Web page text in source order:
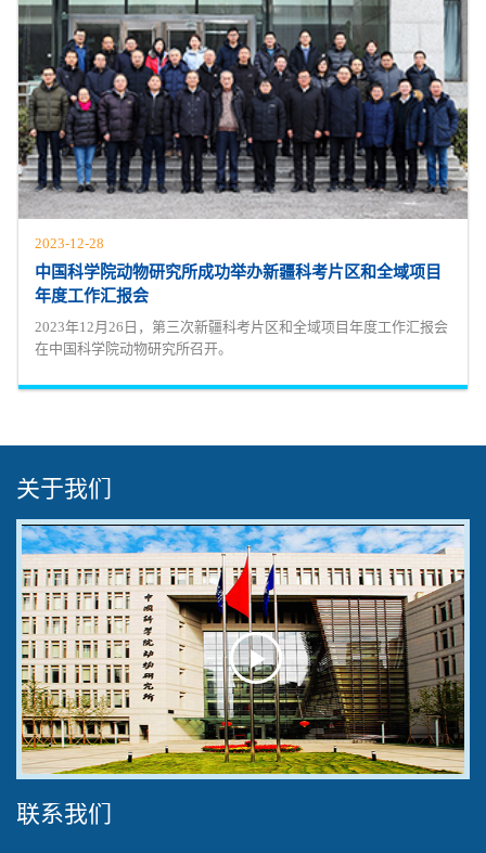
2023-12-28
中国科学院动物研究所成功举办新疆科考片区和全域项目
年度工作汇报会
2023年12月26日，第三次新疆科考片区和全域项目年度工作汇报会
在中国科学院动物研究所召开。
关于我们
Play
Video
联系我们